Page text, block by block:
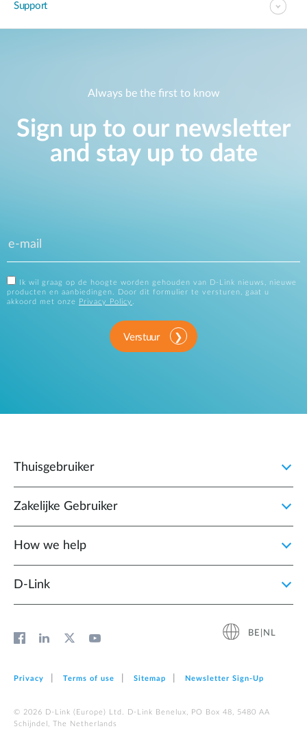
Support
Always be the first to know
Sign up to our newsletter
and stay up to date
Ik wil graag op de hoogte worden gehouden van D-Link nieuws, nieuwe
producten en aanbiedingen. Door dit formulier te versturen, gaat u
akkoord met onze
Privacy Policy
Verstuur
Thuisgebruiker
Zakelijke Gebruiker
How we help
D‑Link
BE|NL
Privacy Terms of use Sitemap Newsletter Sign‑Up
© 2026 D‑Link (Europe) Ltd. D-Link Benelux, PO Box 48, 5480 AA
Schijndel, The Netherlands